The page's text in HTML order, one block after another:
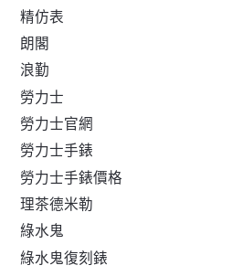
精仿表
朗閣
浪勤
勞力士
勞力士官網
勞力士手錶
勞力士手錶價格
理茶德米勒
綠水鬼
綠水鬼復刻錶